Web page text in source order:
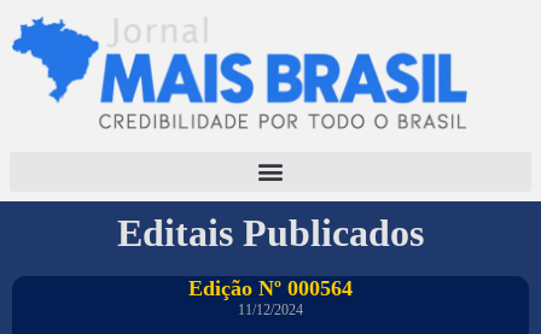
Editais Publicados
Edição Nº 000564
11/12/2024